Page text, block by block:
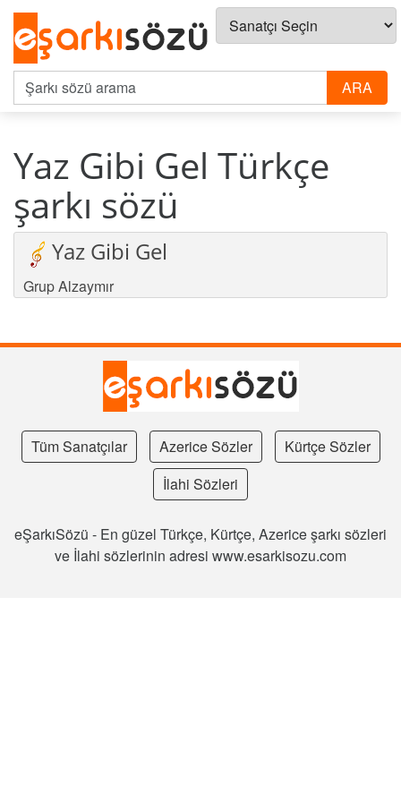
Yaz Gibi Gel Türkçe
şarkı sözü
Yaz Gibi Gel
Grup Alzaymır
Tüm Sanatçılar Azerice Sözler
Kürtçe Sözler
İlahi Sözleri
eŞarkıSözü - En güzel Türkçe, Kürtçe, Azerice şarkı sözleri
ve İlahi sözlerinin adresi www.esarkisozu.com